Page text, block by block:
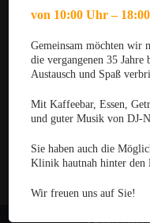
MÄRZ 2025
Gratulation zum
Care
Kontakt
Datenschutzerklärung
Impressum
von 10:00 Uhr –
Gemeinsam möchten wir
die vergangenen 35
Austausch und Spaß
Mit Kaffeebar, Essen,
und guter Musik von DJ-
Sie haben auch die
Klinik hautnah hinter den
Wir freuen uns auf Sie!